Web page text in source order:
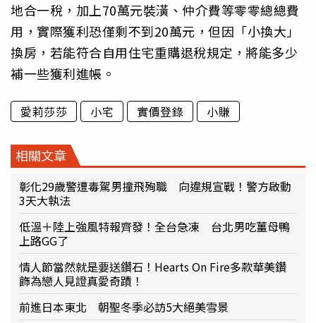
地合一稅，加上70萬元裝潢、仲介費等零零總總費
用，實際獲利恐僅剩不到20萬元，但因「小換大」
換房，若能符合自用住宅重購退稅規定，將能多少
補一些獲利進帳。
愛莉莎莎 小宅 實價登錄 小賺
相關文章
彰化29歲警遭毒駕男撞飛殉職 向違規宣戰！警方啟動
3天大執法
低溫＋陸上強風特報齊發！全台急凍 台北男吃薑母鴨
上路GG了
情人節當然就是要送鑽石！Hearts On Fire多款華美鑽
飾為戀人見證真愛奇蹟！
前進日本東北 朝聖冬季必訪5大絕美雪景